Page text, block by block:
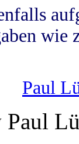
wie
Paul